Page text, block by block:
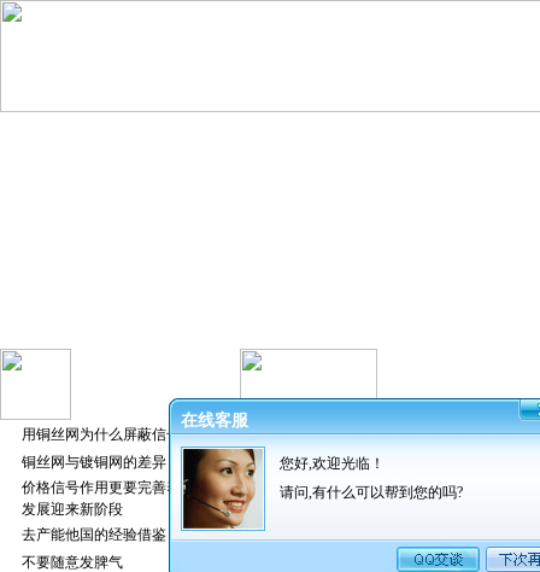
用铜丝网为什么屏蔽信号好
铜丝网与镀铜网的差异
价格信号作用更要完善养猪业
发展迎来新阶段
去产能他国的经验借鉴
不要随意发脾气
在线客服
您好,欢迎光临！
请问,有什么可以帮到您的吗?